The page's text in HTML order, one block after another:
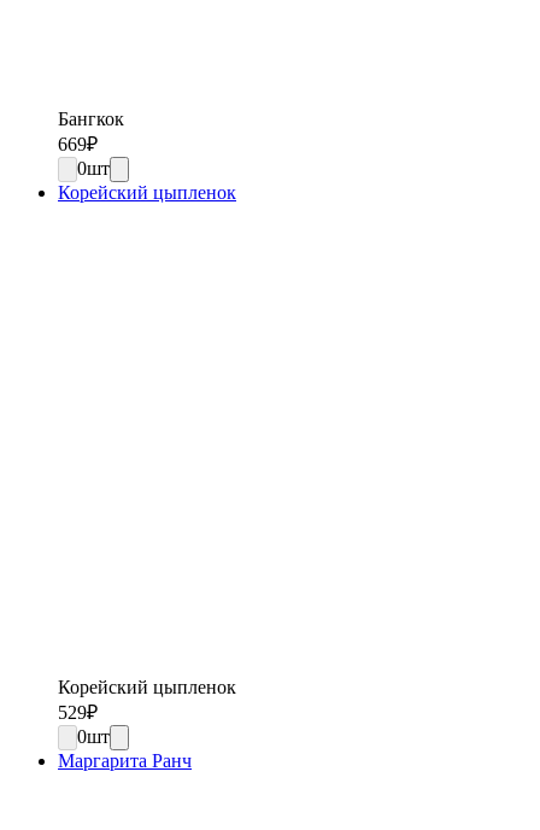
Бангкок
669₽
0шт
Корейский цыпленок
Корейский цыпленок
529₽
0шт
Маргарита Ранч